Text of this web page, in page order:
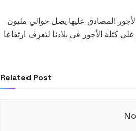
المصادق عليها يصل حوالي مليون
كتلة الأجور في بلادنا لتَعرِف ارتفاعا
Related Post